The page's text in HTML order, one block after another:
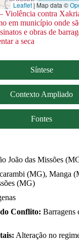
Leaflet | Map data ©
Violência contra
em município onde
e obras de
a seca
Síntese
Contexto Ampliado
Fontes
João das Missões
(MG), Manga
(MG)
Conflito: Barragens
Alteração no